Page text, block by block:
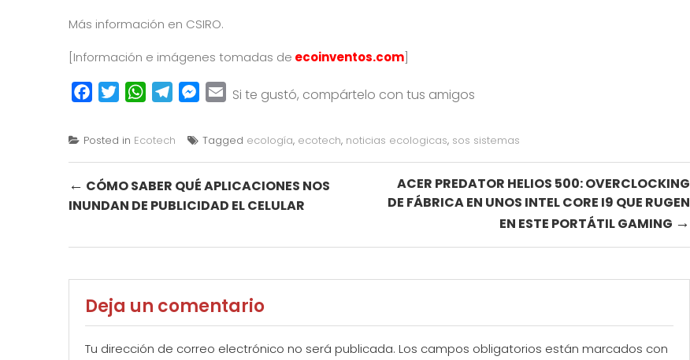
Más información en CSIRO.
[Información e imágenes tomadas de ecoinventos.com]
FacebookTwitterWhatsApp
TelegramMessenger
Email
Si te gustó, compártelo con tus amigos
Posted in Ecotech Tagged ecología, ecotech, noticias ecologicas, sos sistemas
Post
navigation
← CÓMO SABER QUÉ APLICACIONES NOS
INUNDAN DE PUBLICIDAD EL CELULAR
ACER PREDATOR HELIOS 500: OVERCLOCKING
DE FÁBRICA EN UNOS INTEL CORE I9 QUE RUGEN
EN ESTE PORTÁTIL GAMING →
Deja un comentario
Tu dirección de correo electrónico no será publicada. Los campos obligatorios están marcados con